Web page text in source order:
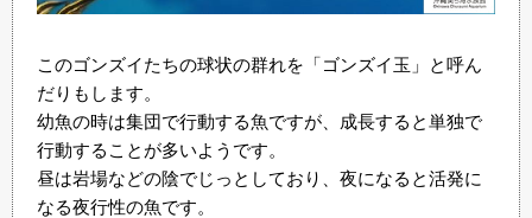
このゴンズイたちの球状の群れを「ゴンズイ玉」と呼ん
だりもします。
幼魚の時は集団で行動する魚ですが、成長すると単独で
行動することが多いようです。
昼は岩場などの陰でじっとしており、夜になると活発に
なる夜行性の魚です。